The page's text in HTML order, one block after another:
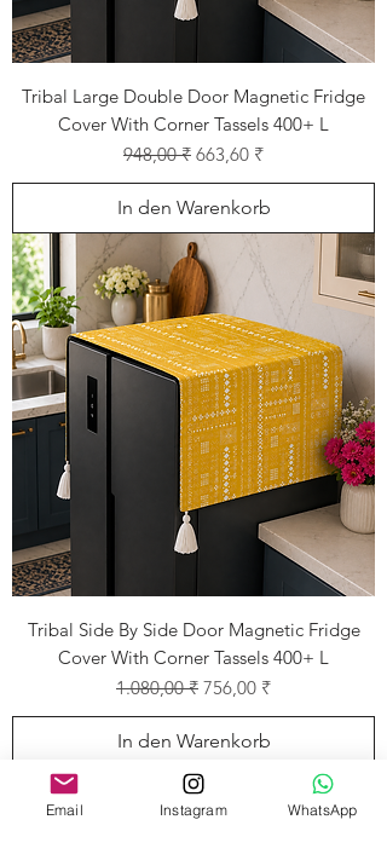
Tribal Large Double Door Magnetic Fridge
Cover With Corner Tassels 400+ L
Standardpreis
948,00 ₹ Sale-Preis
663,60 ₹
In den Warenkorb
Tribal Side By Side Door Magnetic Fridge
Cover With Corner Tassels 400+ L
Standardpreis
1.080,00 ₹ Sale-Preis
756,00 ₹
In den Warenkorb
Email Instagram WhatsApp